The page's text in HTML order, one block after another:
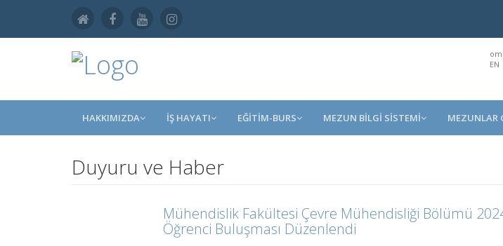
EN
HAKKIMIZDA İŞ HAYATI EĞİTİM-BURS MEZUN BİLGİ SİSTEMİ MEZUNLAR
Duyuru ve Haber
Mühendislik Fakültesi Çevre Mühendisliği Bölümü
Öğrenci Buluşması Düzenlendi